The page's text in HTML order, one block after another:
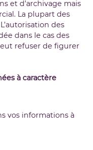
et d’archivage mais
La plupart des
des
dans le cas des
refuser de figurer
à caractère
vos informations à